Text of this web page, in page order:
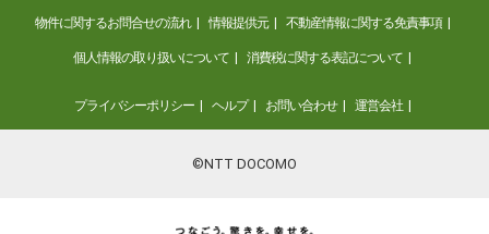
物件に関するお問合せの流れ 情報提供元 不動産情報に関する免責事項
個人情報の取り扱いについて 消費税に関する表記について
プライバシーポリシー ヘルプ お問い合わせ 運営会社
©NTT DOCOMO